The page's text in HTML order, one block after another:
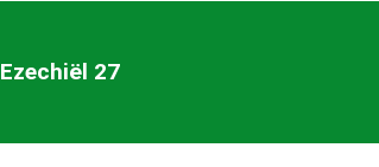
Ezechiël 27